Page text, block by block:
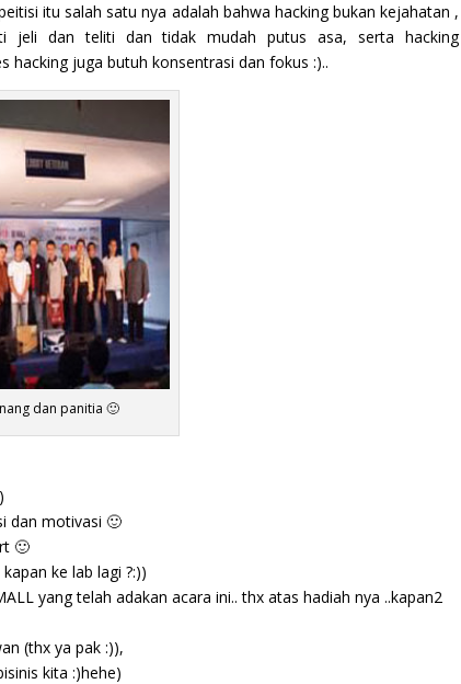
itu salah satu nya adalah bahwa hacking bukan kejahatan ,
jeli dan teliti dan tidak mudah putus asa, serta hacking
hacking juga butuh konsentrasi dan fokus :)..
dan panitia 🙂
dan motivasi 🙂
🙂
ke lab lagi ?:))
yang telah adakan acara ini.. thx atas hadiah nya ..kapan2
(thx ya pak :)),
kita :)hehe)